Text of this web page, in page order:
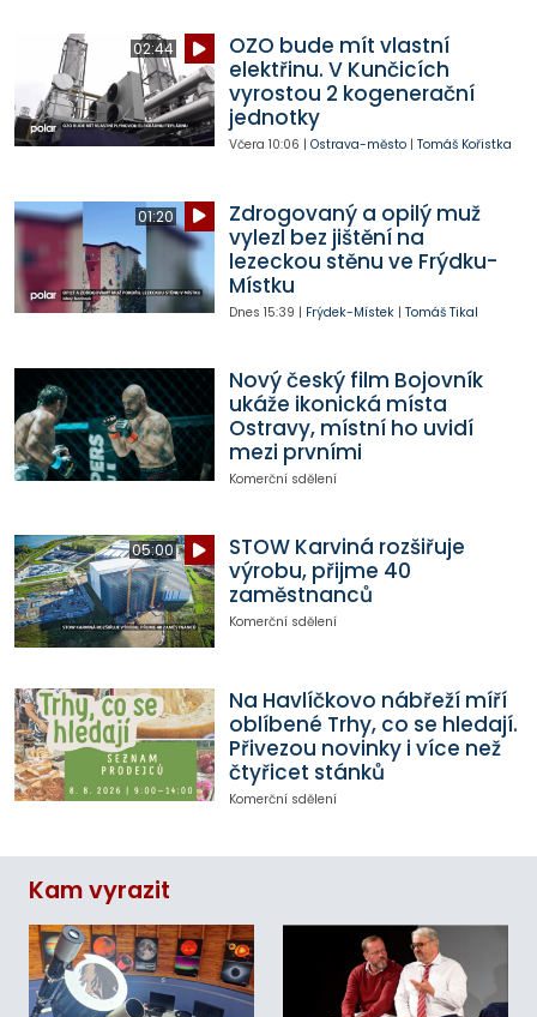
02:44
OZO bude mít vlastní
elektřinu. V Kunčicích
vyrostou 2 kogenerační
jednotky
Včera 10:06 | Ostrava-město| Tomáš Kořistka
01:20
Zdrogovaný a opilý muž
vylezl bez jištění na
lezeckou stěnu ve Frýdku-
Místku
Dnes 15:39 | Frýdek-Místek| Tomáš Tikal
Nový český film Bojovník
ukáže ikonická místa
Ostravy, místní ho uvidí
mezi prvními
Komerční sdělení
05:00
STOW Karviná rozšiřuje
výrobu, přijme 40
zaměstnanců
Komerční sdělení
Na Havlíčkovo nábřeží míří
oblíbené Trhy, co se hledají.
Přivezou novinky i více než
čtyřicet stánků
Komerční sdělení
Kam vyrazit